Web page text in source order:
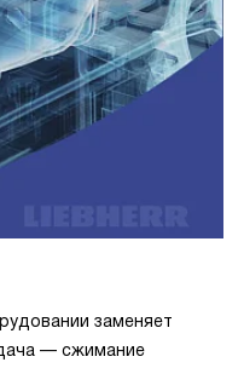
заменяет
— сжимание